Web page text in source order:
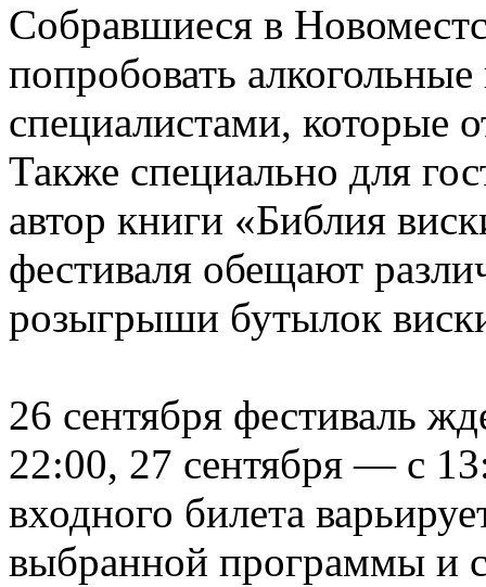
Собравшиеся в
попробовать
специалистами, которые
Также специально для
автор книги «Библия
фестиваля обещают
розыгрыши бутылок
26 сентября фестиваль
22:00, 27 сентября — с
входного билета
выбранной программы и